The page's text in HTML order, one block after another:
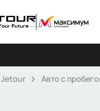
Авто с